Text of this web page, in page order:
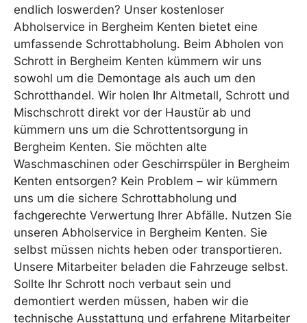
endlich loswerden? Unser kostenloser
Abholservice in Bergheim Kenten bietet eine
umfassende Schrottabholung. Beim Abholen von
Schrott in Bergheim Kenten kümmern wir uns
sowohl um die Demontage als auch um den
Schrotthandel. Wir holen Ihr Altmetall, Schrott und
Mischschrott direkt vor der Haustür ab und
kümmern uns um die Schrottentsorgung in
Bergheim Kenten. Sie möchten alte
Waschmaschinen oder Geschirrspüler in Bergheim
Kenten entsorgen? Kein Problem – wir kümmern
uns um die sichere Schrottabholung und
fachgerechte Verwertung Ihrer Abfälle. Nutzen Sie
unseren Abholservice in Bergheim Kenten. Sie
selbst müssen nichts heben oder transportieren.
Unsere Mitarbeiter beladen die Fahrzeuge selbst.
Sollte Ihr Schrott noch verbaut sein und
demontiert werden müssen, haben wir die
technische Ausstattung und erfahrene Mitarbeiter